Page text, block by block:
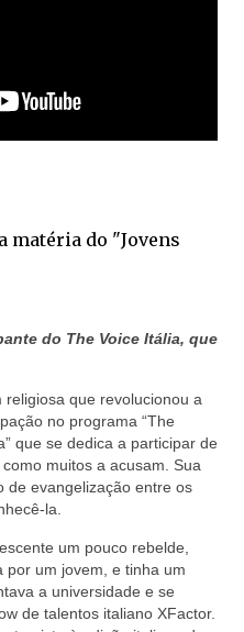
matéria do "Jovens
do The Voice Itália, que
religiosa que revolucionou a
no programa “The
que se dedica a participar de
muitos a acusam. Sua
de evangelização entre os
la.
um pouco rebelde,
por um jovem, e tinha um
a universidade e se
de talentos italiano XFactor.